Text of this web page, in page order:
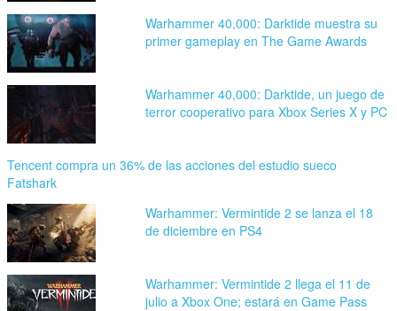
Warhammer 40,000: Darktide muestra su
primer gameplay en The Game Awards
Warhammer 40,000: Darktide, un juego de
terror cooperativo para Xbox Series X y PC
Tencent compra un 36% de las acciones del estudio sueco
Fatshark
Warhammer: Vermintide 2 se lanza el 18
de diciembre en PS4
Warhammer: Vermintide 2 llega el 11 de
julio a Xbox One; estará en Game Pass